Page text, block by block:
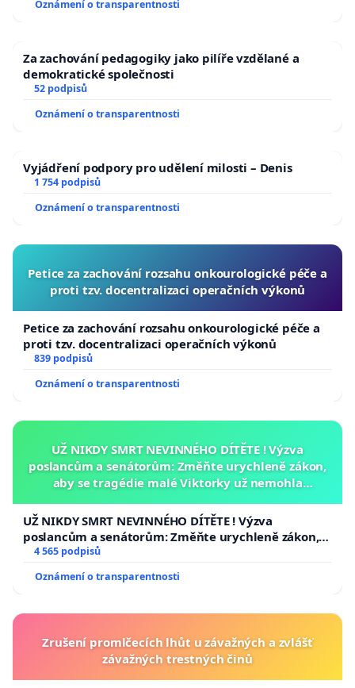
Oznámení o transparentnosti
Za zachování pedagogiky jako pilíře vzdělané a
demokratické společnosti
52 podpisů
Oznámení o transparentnosti
Vyjádření podpory pro udělení milosti – Denis
1 754 podpisů
Oznámení o transparentnosti
Petice za zachování rozsahu onkourologické péče a
proti tzv. docentralizaci operačních výkonů
Petice za zachování rozsahu onkourologické péče a
proti tzv. docentralizaci operačních výkonů
839 podpisů
Oznámení o transparentnosti
UŽ NIKDY SMRT NEVINNÉHO DÍTĚTE ! Výzva
poslancům a senátorům: Změňte urychleně zákon,
aby se tragédie malé Viktorky už nemohla
UŽ NIKDY SMRT NEVINNÉHO DÍTĚTE ! Výzva
poslancům a senátorům: Změňte urychleně zákon,
aby se tragédie malé Viktorky už nemohla opakovat!
4 565 podpisů
Oznámení o transparentnosti
Zrušení promlčecích lhůt u závažných a zvlášť
závažných trestných činů